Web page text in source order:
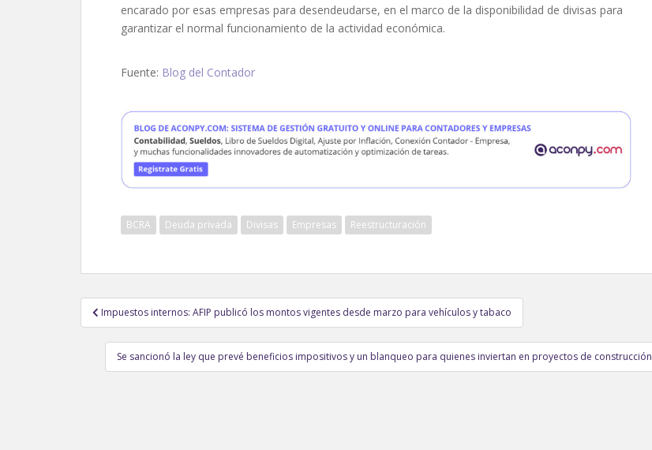
encarado por esas empresas para desendeudarse, en el marco de la disponibilidad de divisas para
garantizar el normal funcionamiento de la actividad económica.
Fuente: Blog del Contador
BCRA Deuda privada Divisas Empresas Reestructuración
Navegación
de
entradas
Impuestos internos: AFIP publicó los montos vigentes desde marzo para vehículos y tabaco
Se sancionó la ley que prevé beneficios impositivos y un blanqueo para quienes inviertan en proyectos de construcción